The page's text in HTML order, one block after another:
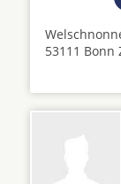
53111 Bonn